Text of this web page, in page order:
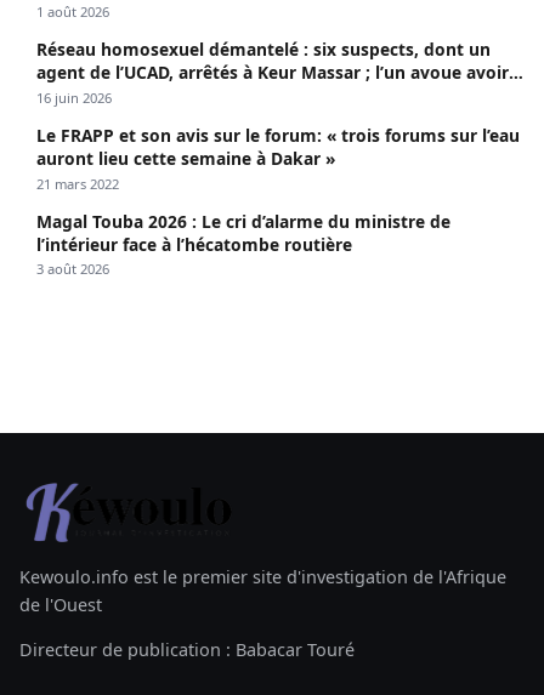
1 août 2026
Réseau homosexuel démantelé : six suspects, dont un
agent de l’UCAD, arrêtés à Keur Massar ; l’un avoue avoir
propagé le VIH depuis 2018
16 juin 2026
Le FRAPP et son avis sur le forum: « trois forums sur l’eau
auront lieu cette semaine à Dakar »
21 mars 2022
Magal Touba 2026 : Le cri d’alarme du ministre de
l’intérieur face à l’hécatombe routière
3 août 2026
Kewoulo.info est le premier site d'investigation de l'Afrique
de l'Ouest
Directeur de publication : Babacar Touré